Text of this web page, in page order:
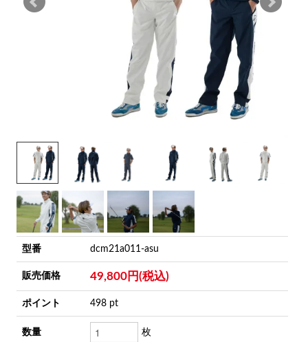
型番 dcm21a011-asu
販売価格 49,800円(税込)
ポイント 498 pt
数量 枚